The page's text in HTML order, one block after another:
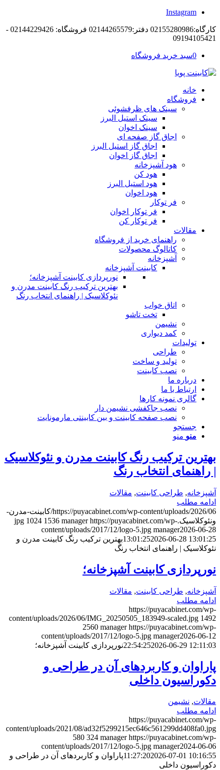
Instagram
کارگاه:02155280986 دفتر:02144265579 فروشگاه: 02144229426 -
09194105421
0سبد خرید فروشگاه
خانه
فروشگاه
سینک های ظرفشوئی
سینک استیل البرز
سینک اخوان
اجاق گاز صفحه ای
اجاق گاز استیل البرز
اجاق گاز اخوان
هود آشپزخانه
هود کن
هود استیل البرز
هود اخوان
فر توکار
فر توکار اخوان
فر توکار کن
مقالات
راهنمای خرید از فروشگاه
کاتالوگ محصولات
آشپزخانه
کابینت آشپزخانه
نورپردازی کابینت آشپزخانه؛
بهترین ترکیب رنگ کابینت مدرن و
نئوکلاسیک | راهنمای انتخاب رنگ
اتاق خواب
تخت تاشو
نشیمن
کمد دیواری
تولیدات
طراحی
تولید و ساخت
نصب کابینت
درباره ما
ارتباط با ما
گالری نمونه کارها
نصب جاکفشی نشیمن دار
نصب صفحه کابینت و بین کابینتی مارمونایت
جستجو
منو منو
بهترین ترکیب رنگ کابینت مدرن و نئوکلاسیک
| راهنمای انتخاب رنگ
آشپزخانه, طراحی کابینت, مقالات
ادامه مطلب
https://puyacabinet.com/wp-content/uploads/2026/06/کابینت-مدرن-
ونئوکلاسیک.jpg
1024 1536 manager https://puyacabinet.com/wp-
content/uploads/2017/12/logo-5.jpg manager2026-06-28
13:01:252026-06-28 13:01:25
بهترین ترکیب رنگ کابینت مدرن و
نئوکلاسیک | راهنمای انتخاب رنگ
نورپردازی کابینت آشپزخانه؛
آشپزخانه, طراحی کابینت, مقالات
ادامه مطلب
https://puyacabinet.com/wp-
content/uploads/2026/06/IMG_20250505_183949-scaled.jpg 1492
2560 manager https://puyacabinet.com/wp-
content/uploads/2017/12/logo-5.jpg manager2026-06-12
22:54:252026-06-29 12:11:03 نورپردازی کابینت آشپزخانه؛
پاراوان و کاربردهای آن در طراحی و
دکوراسیون داخلی
مقالات, نشیمن
ادامه مطلب
https://puyacabinet.com/wp-
content/uploads/2021/08/ad32f5299215ec646c561299dd408fa0.jpg
580 324 manager https://puyacabinet.com/wp-
content/uploads/2017/12/logo-5.jpg manager2024-06-06
11:27:202026-07-01 10:16:55
پاراوان و کاربردهای آن در طراحی و
دکوراسیون داخلی